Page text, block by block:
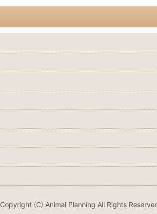
Copyright (C) Animal Planning All Rights